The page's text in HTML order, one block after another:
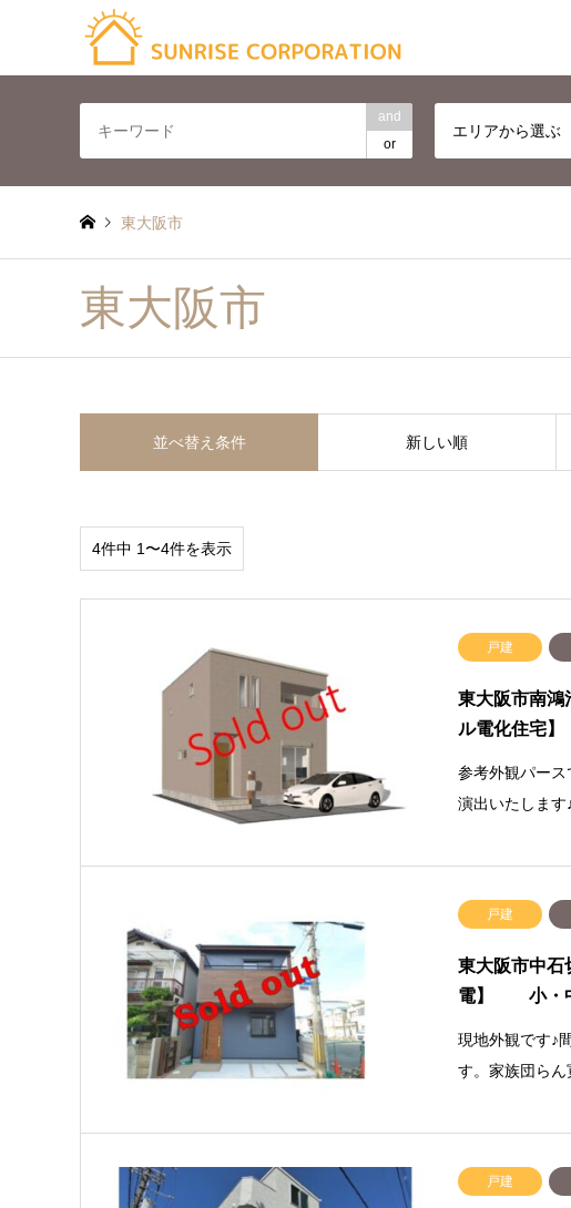
and
or
エリアから選ぶ
東大阪市
東大阪市
並べ替え条件 新しい順
4件中 1〜4件を表示
戸建
東大阪市南
ル電化住宅】
参考外観パー
演出いたします
戸建
東大阪市中
電】 小・
現地外観です♪
す。家族団ら
戸建